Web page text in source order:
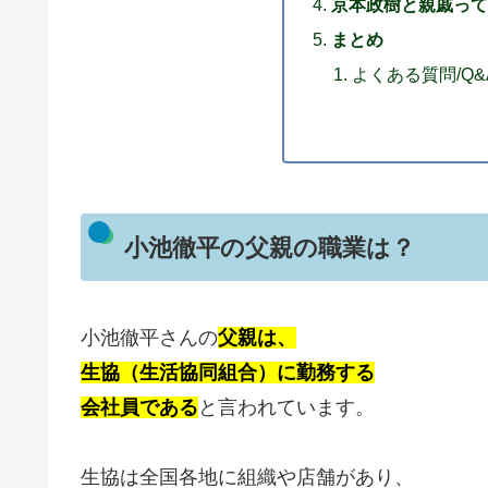
京本政樹と親戚っ
まとめ
よくある質問/
小池徹平の父親の職業は？
小池徹平さんの父親は、
生協（生活協同組合）に勤務する
会社員である と言われています。
生協は全国各地に組織や店舗があり、